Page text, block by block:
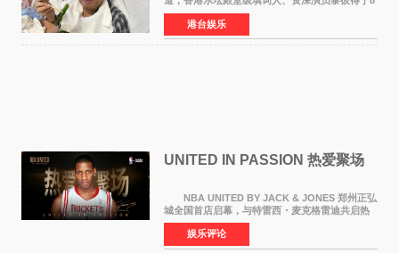
月5日上午因病离世，终年76岁。好友钟志光透
露，黎彼得今年3月中风后便卧床休养，身体机能
持续衰退，最
港台娱乐
UNITED IN PASSION 热爱聚场
NBA UNITED BY JACK & JONES 郑州正弘
城全国首店启幕，与特雷西・麦克格雷迪共启热
爱 2026 年7 月21 日，
NBAUNITEDBYJACK&JONES 全国首店，于郑
州正弘城正式启幕。NBA 传奇球星
娱乐评论